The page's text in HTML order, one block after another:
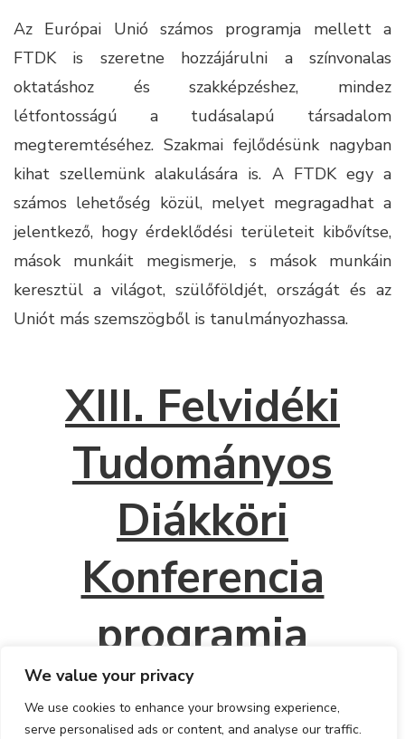
We value your privacy
We use cookies to enhance your browsing experience,
serve personalised ads or content, and analyse our traffic.
Az Európai Unió számos programja mellett a
FTDK is szeretne hozzájárulni a színvonalas
oktatáshoz és szakképzéshez, mindez
létfontosságú a tudásalapú társadalom
megteremtéséhez. Szakmai fejlődésünk nagyban
kihat szellemünk alakulására is. A FTDK egy a
számos lehetőség közül, melyet megragadhat a
jelentkező, hogy érdeklődési területeit kibővítse,
mások munkáit megismerje, s mások munkáin
keresztül a világot, szülőföldjét, országát és az
Uniót más szemszögből is tanulmányozhassa.
XIII. Felvidéki
Tudományos
Diákköri
Konferencia
programja